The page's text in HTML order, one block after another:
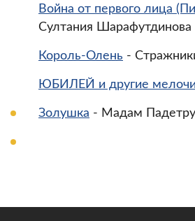
Война от первого лица
Султания Шарафутдинова
Король-Олень -
ЮБИЛЕЙ и другие
Золушка - Мадам